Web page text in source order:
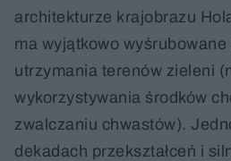
architekturze krajobrazu
ma wyjątkowo
utrzymania terenów zieleni
wykorzystywania środków
zwalczaniu chwastów).
dekadach przekształceń i